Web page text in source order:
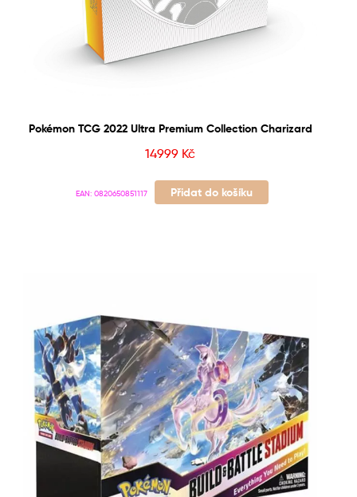
Pokémon TCG 2022 Ultra Premium Collection Charizard
14999 Kč
EAN: 0820650851117 Přidat do košíku